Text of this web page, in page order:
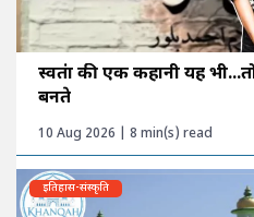
स्वतंत्रा की एक कहानी यह
बनते
10 Aug 2026 | 8 min(s) read
इतिहास-संस्कृति